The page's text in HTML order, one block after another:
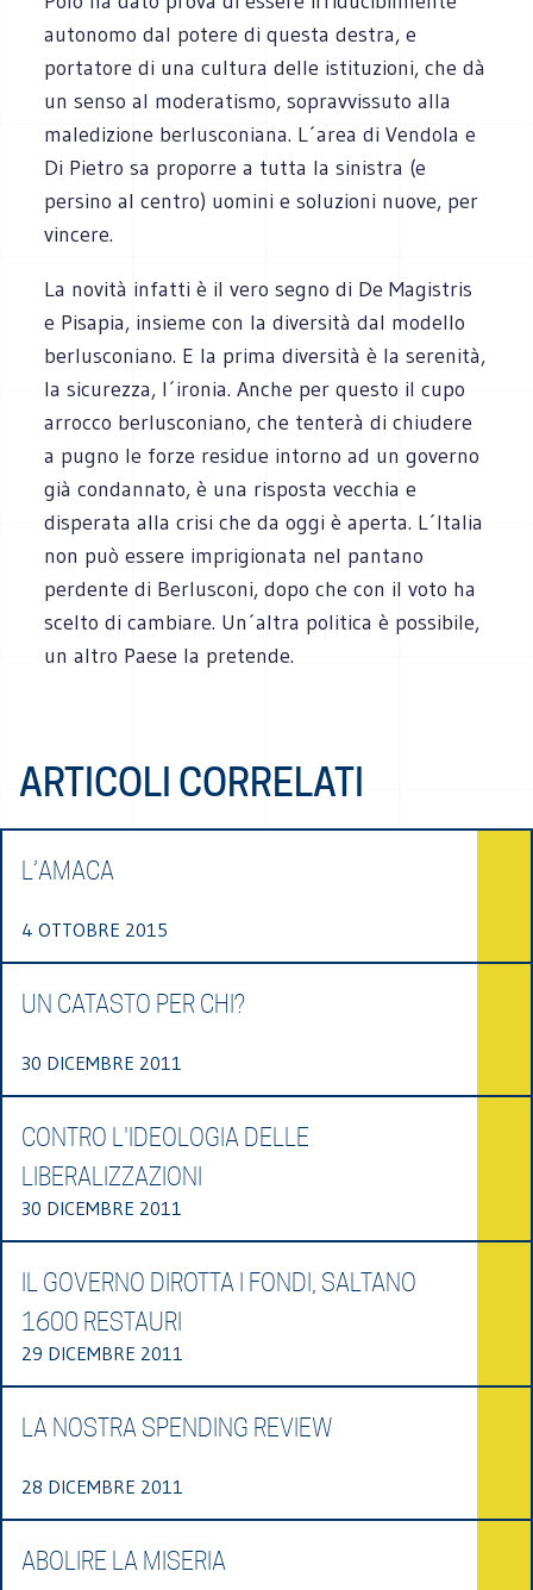
autonomo dal potere di questa destra, e
portatore di una cultura delle istituzioni, che dà
un senso al moderatismo, sopravvissuto alla
maledizione berlusconiana. L´area di Vendola e
Di Pietro sa proporre a tutta la sinistra (e
persino al centro) uomini e soluzioni nuove, per
vincere.
La novità infatti è il vero segno di De Magistris
e Pisapia, insieme con la diversità dal modello
berlusconiano. E la prima diversità è la serenità,
la sicurezza, l´ironia. Anche per questo il cupo
arrocco berlusconiano, che tenterà di chiudere
a pugno le forze residue intorno ad un governo
già condannato, è una risposta vecchia e
disperata alla crisi che da oggi è aperta. L´Italia
non può essere imprigionata nel pantano
perdente di Berlusconi, dopo che con il voto ha
scelto di cambiare. Un´altra politica è possibile,
un altro Paese la pretende.
ARTICOLI CORRELATI
L’AMACA
4 OTTOBRE 2015
UN CATASTO PER CHI?
30 DICEMBRE 2011
CONTRO L'IDEOLOGIA DELLE
LIBERALIZZAZIONI
30 DICEMBRE 2011
IL GOVERNO DIROTTA I FONDI, SALTANO
1600 RESTAURI
29 DICEMBRE 2011
LA NOSTRA SPENDING REVIEW
28 DICEMBRE 2011
ABOLIRE LA MISERIA